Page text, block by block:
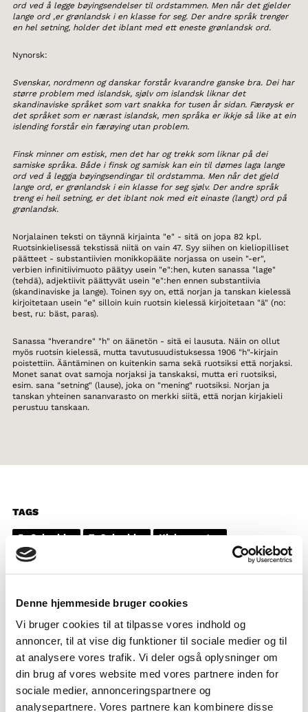
Denne hjemmeside bruger cookies
Vi bruger cookies til at tilpasse vores indhold og
annoncer, til at vise dig funktioner til sociale medier og til
at analysere vores trafik. Vi deler også oplysninger om
din brug af vores website med vores partnere inden for
sociale medier, annonceringspartnere og
analysepartnere. Vores partnere kan kombinere disse
TAGS
5.-6. luokka 7.-9. luokka
Kielenopetus
Tietokirjallinen teksti
Pohjoismaisten kielten tuntemus
1-3 oppituntia
ord ved å legge bøyingsendelser til ordstammen. Men når det gjelder
lange ord ,er grønlandsk i en klasse for seg. Der andre språk trenger
en hel setning, holder det iblant med ett eneste grønlandsk ord.
Nynorsk:
Svenskar, nordmenn og danskar forstår kvarandre ganske bra. Dei har
større problem med islandsk, sjølv om islandsk liknar det
skandinaviske språket som vart snakka for tusen år sidan. Færøysk er
det språket som er nærast islandsk, men språka er ikkje så like at ein
islending forstår ein færøying utan problem.
Finsk minner om estisk, men det har og trekk som liknar på dei
samiske språka. Både i finsk og samisk kan ein til dømes laga lange
ord ved å leggja bøyingsendingar til ordstamma. Men når det gjeld
lange ord, er grønlandsk i ein klasse for seg sjølv. Der andre språk
treng ei heil setning, er det iblant nok med eit einaste (langt) ord på
grønlandsk.
Norjalainen teksti on täynnä kirjainta "e" - sitä on jopa 82 kpl.
Ruotsinkielisessä tekstissä niitä on vain 47. Syy siihen on kieliopilliset
päätteet - substantiivien monikkopääte norjassa on usein "-er",
verbien infinitiivimuoto päätyy usein "e":hen, kuten sanassa "lage"
(tehdä), adjektiivit päättyvät usein "e":hen ennen substantiivia
(skandinaviske ja lange). Toinen syy on, että norjan ja tanskan kielessä
kirjoitetaan usein "e" silloin kuin ruotsin kielessä kirjoitetaan "ä" (no:
best, ru: bäst, paras).
Sanassa "hverandre" "h" on äänetön - sitä ei lausuta. Näin on ollut
myös ruotsin kielessä, mutta tavutusuudistuksessa 1906 "h"-kirjain
poistettiin. Ääntäminen on kuitenkin sama sekä ruotsiksi että norjaksi.
Monet sanat ovat samoja norjaksi ja tanskaksi, mutta eri ruotsiksi,
esim. sana "setning" (lause), joka on "mening" ruotsiksi. Norjan ja
tanskan yhteinen sananvarasto on merkki siitä, että norjan kirjakieli
perustuu tanskaan.